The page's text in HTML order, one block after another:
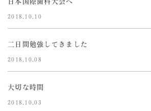
2018.10.10
二日間勉強してきました
2018.10.08
大切な時間
2018.10.03